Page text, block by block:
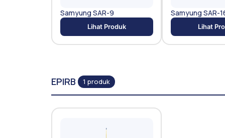
Samyung SAR-9
Lihat Produk
Samyung SAR-
Lihat
EPIRB 1 produk